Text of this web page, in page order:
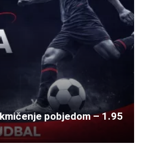
pobjedom – 1.95